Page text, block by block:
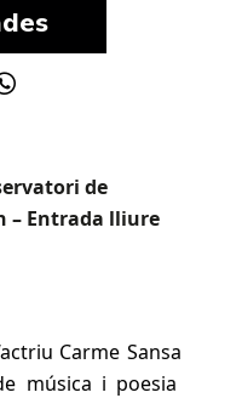
de
– Entrada lliure
Carme Sansa
música i poesia